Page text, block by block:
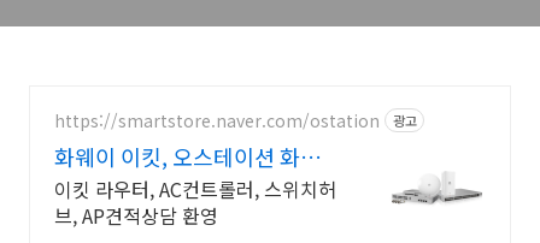
https://smartstore.naver.com/ostation 광고
화웨이 이킷, 오스테이션 화웨이
네트워크부문 전문업체
이킷 라우터, AC컨트롤러, 스위치허
브, AP견적상담 환영